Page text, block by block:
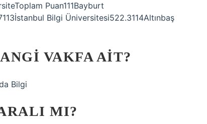
Puan111Bayburt
Bilgi Üniversitesi522.3114Altınbaş
VAKFA AIT?
Bilgi
MI?